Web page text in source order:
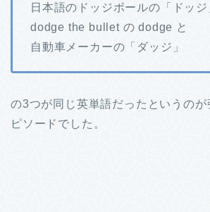
日本語のドッジボールの「ドッジ
dodge the bullet の dodge と
自動車メーカーの「ダッジ」
の3つが同じ英単語だったというのが
ピソードでした。